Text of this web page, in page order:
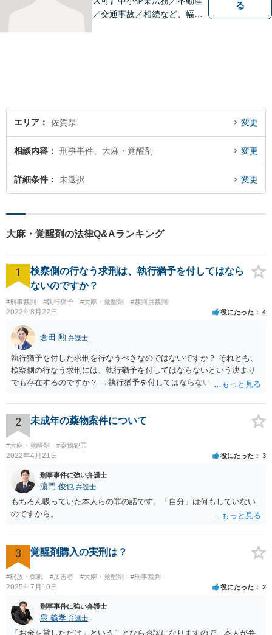
／交通事故／相続など、幅広
る
エリア 佐賀県 変更
相談内容 刑事事件、大麻・覚醒剤 変更
詳細条件 未選択 変更
大麻・覚醒剤の法律Q&Aランキング
1
検察側の行なう求刑は、執行猶予を付してはなら
ないのですか？
#刑事裁判 #執行猶予 #大麻・覚醒剤 #裁判員裁判
2022年8月22日 役にたった 4
倉田 勲 弁護士
執行猶予を付した求刑を行なうべきなのではないですか？ それとも、
検察側の行なう求刑には、執行猶予を付してはならないという決まり
でも存在するのですか？ →執行猶予を付してはならないという決まり
検察サイドに裁量があります。検察側に裁量がある求刑内容について
どうすべきかをこの場で尋ねられても、弁護人サイドとしてはお答え
しようがありません。
2 未成年の薬物案件について
#大麻・覚醒剤 #薬物犯罪
2022年4月21日 役にたった 3
刑事事件に強い弁護士
濵門 俊也 弁護士
もちろん吸っていた本人らの罪の話です。「自分」は何もしていない
のですから。
3 覚醒剤購入の実刑は？
#釈放・保釈 #加害者 #大麻・覚醒剤 #刑事裁判
2025年7月10日 役にたった 2
刑事事件に強い弁護士
泉 義孝 弁護士
「お金を貸しただけ」ということなら否認になりますので、本人が弁